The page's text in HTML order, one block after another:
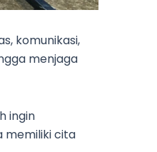
komunikasi,
menjaga
ingin
memiliki cita